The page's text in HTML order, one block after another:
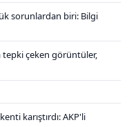
sorunlardan biri: Bilgi
çeken görüntüler,
karıştırdı: AKP'li